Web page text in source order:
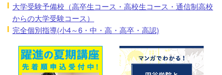
大学受験予備校（高卒生コース・高校生コース・通信制高校
からの大学受験コース）
完全個別指導(小4～6・中・高・高卒・高認)